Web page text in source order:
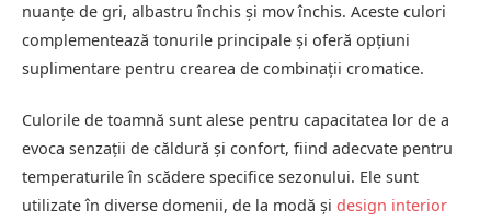
nuanțe de gri, albastru închis și mov închis. Aceste culori
complementează tonurile principale și oferă opțiuni
suplimentare pentru crearea de combinații cromatice.
Culorile de toamnă sunt alese pentru capacitatea lor de a
evoca senzații de căldură și confort, fiind adecvate pentru
temperaturile în scădere specifice sezonului. Ele sunt
utilizate în diverse domenii, de la modă și design interior